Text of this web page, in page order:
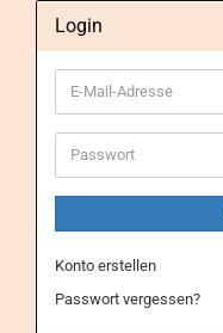
Login
E-
Mail-
Adresse
Passwort
Konto erstellen
Passwort vergessen?